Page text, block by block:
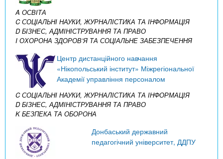
A ОСВІТА
C СОЦІАЛЬНІ НАУКИ, ЖУРНАЛІСТИКА ТА ІНФОРМАЦІЯ
D БІЗНЕС, АДМІНІСТРУВАННЯ ТА ПРАВО
I ОХОРОНА ЗДОРОВ’Я ТА СОЦІАЛЬНЕ ЗАБЕЗПЕЧЕННЯ
Центр дистанційного навчання
«Нікопольський інститут» Міжрегіональної
Академії управління персоналом
C СОЦІАЛЬНІ НАУКИ, ЖУРНАЛІСТИКА ТА ІНФОРМАЦІЯ
D БІЗНЕС, АДМІНІСТРУВАННЯ ТА ПРАВО
K БЕЗПЕКА ТА ОБОРОНА
Донбаський державний
педагогічний університет, ДДПУ